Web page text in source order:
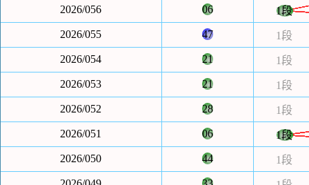
2026/056
06
1段
2026/055
47
1段
2026/054
21
1段
2026/053
21
1段
2026/052
28
1段
2026/051
06
1段
2026/050
44
1段